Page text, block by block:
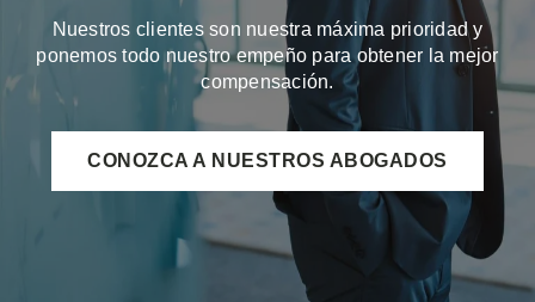
Nuestros clientes son nuestra máxima prioridad y
ponemos todo nuestro empeño para obtener la mejor
compensación.
CONOZCA A NUESTROS ABOGADOS